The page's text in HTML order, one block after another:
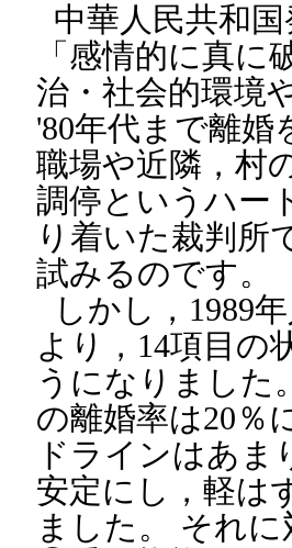
中華人民共和
「感情的に真
治・社会的環境
'80年代まで離
職場や近隣，村
調停というハー
り着いた裁判所
試みるのです。
しかし，1989
より，14項目の
うになりました
の離婚率は20％
ドラインはあま
安定にし，軽は
ました。 それ